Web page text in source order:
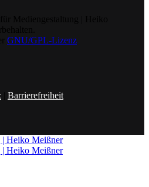
GNU/GPL-Lizenz
Barrierefreiheit